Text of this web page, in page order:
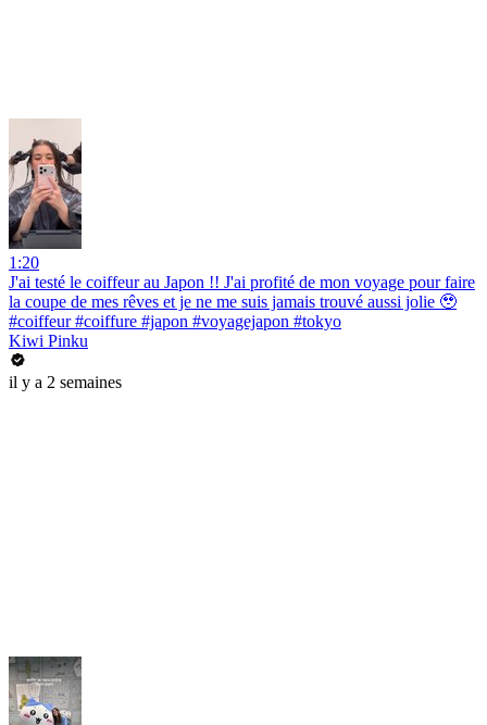
1:20
J'ai testé le coiffeur au Japon !! J'ai profité de mon voyage pour faire
la coupe de mes rêves et je ne me suis jamais trouvé aussi jolie 🥹
#coiffeur #coiffure #japon #voyagejapon #tokyo
Kiwi Pinku
il y a 2 semaines